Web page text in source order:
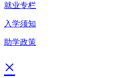
就业专栏
入学须知
助学政策
×